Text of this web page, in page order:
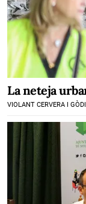
La neteja
VIOLANT CERVERA I